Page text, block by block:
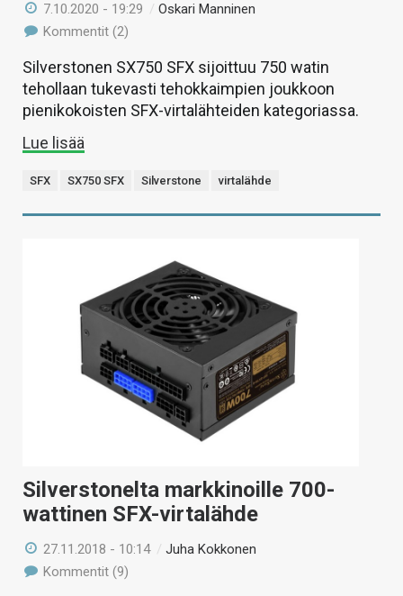
7.10.2020 - 19:29 /Oskari Manninen
Kommentit (2)
Silverstonen SX750 SFX sijoittuu 750 watin
tehollaan tukevasti tehokkaimpien joukkoon
pienikokoisten SFX-virtalähteiden kategoriassa.
Lue lisää
SFX SX750 SFX Silverstone virtalähde
Silverstonelta markkinoille 700-
wattinen SFX-virtalähde
27.11.2018 - 10:14 /Juha Kokkonen
Kommentit (9)